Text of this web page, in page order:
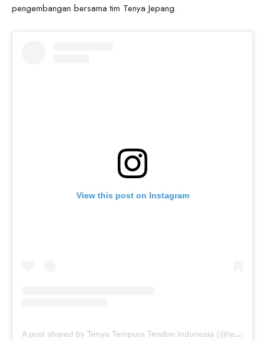
pengembangan bersama tim Tenya Jepang.
View this post on Instagram
A
post shared by Tenya Tempura Tendon Indonesia (@tenyatendon.id)